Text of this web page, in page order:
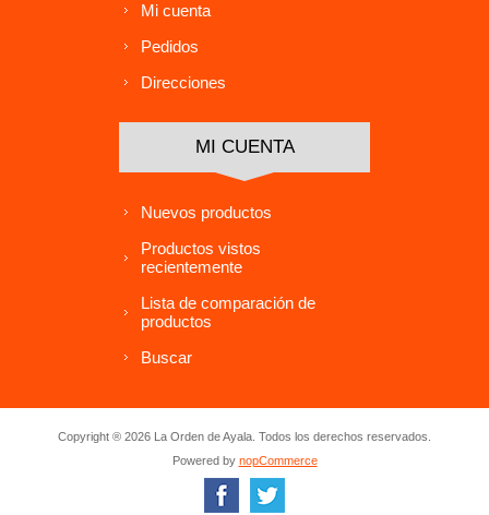
Mi cuenta
Pedidos
Direcciones
MI CUENTA
Nuevos productos
Productos vistos
recientemente
Lista de comparación de
productos
Buscar
Copyright ® 2026 La Orden de Ayala. Todos los derechos reservados.
Powered by nopCommerce